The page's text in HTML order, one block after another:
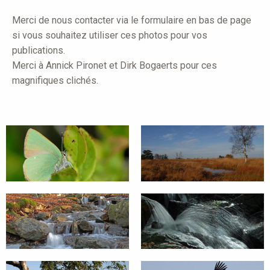
Merci de nous contacter via le formulaire en bas de page
si vous souhaitez utiliser ces photos pour vos
publications.
Merci à Annick Pironet et Dirk Bogaerts pour ces
magnifiques clichés.
Vert
©Annick
Pironet
Argus
de
Malchamps
©Annick
Pironet